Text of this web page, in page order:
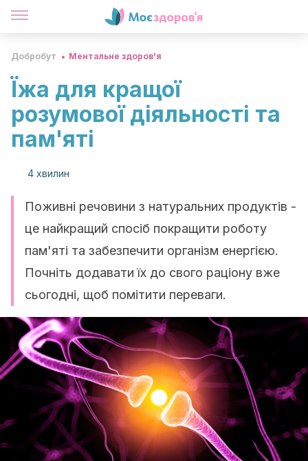
Добробут Ментальне здоров'я
Їжа для кращої
розумової діяльності та
пам'яті
4 хвилин
Поживні речовини з натуральних продуктів -
це найкращий спосіб покращити роботу
пам'яті та забезпечити організм енергією.
Почніть додавати їх до свого раціону вже
сьогодні, щоб помітити переваги.